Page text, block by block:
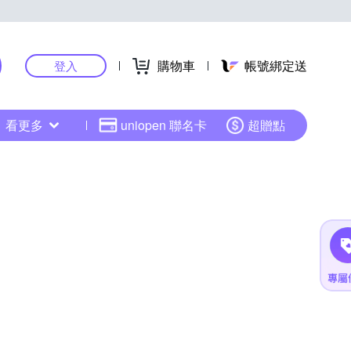
登入 購物車 帳號綁定送
看更多 uniopen 聯名卡 超贈點